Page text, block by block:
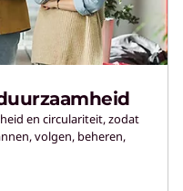
en circulariteit, zodat
volgen, beheren,